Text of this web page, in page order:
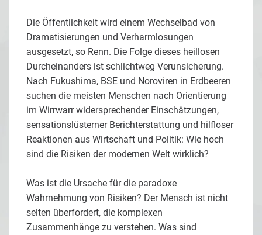
Die Öffentlichkeit wird einem Wechselbad von
Dramatisierungen und Verharmlosungen
ausgesetzt, so Renn. Die Folge dieses heillosen
Durcheinanders ist schlichtweg Verunsicherung.
Nach Fukushima, BSE und Noroviren in Erdbeeren
suchen die meisten Menschen nach Orientierung
im Wirrwarr widersprechender Einschätzungen,
sensationslüsterner Berichterstattung und hilfloser
Reaktionen aus Wirtschaft und Politik: Wie hoch
sind die Risiken der modernen Welt wirklich?
Was ist die Ursache für die paradoxe
Wahrnehmung von Risiken? Der Mensch ist nicht
selten überfordert, die komplexen
Zusammenhänge zu verstehen. Was sind